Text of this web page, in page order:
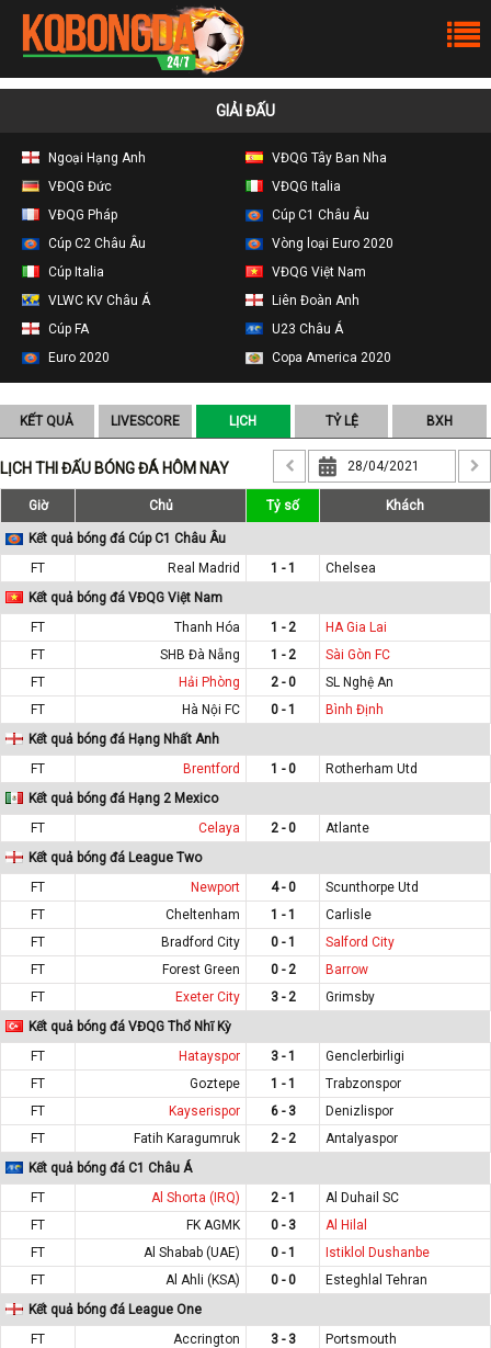
GIẢI ĐẤU
Ngoại Hạng Anh
VĐQG Tây Ban Nha
VĐQG Đức
VĐQG Italia
VĐQG Pháp
Cúp C1 Châu Âu
Cúp C2 Châu Âu
Vòng loại Euro 2020
Cúp Italia
VĐQG Việt Nam
VLWC KV Châu Á
Liên Đoàn Anh
Cúp FA
U23 Châu Á
Euro 2020
Copa America 2020
KẾT QUẢ LIVESCORE LỊCH TỶ LỆ BXH
LỊCH THI ĐẤU BÓNG ĐÁ HÔM NAY
Giờ Chủ Tỷ số Khách
Kết quả bóng đá Cúp C1 Châu Âu
FT
Real Madrid 1 - 1
Chelsea
Kết quả bóng đá VĐQG Việt Nam
FT
Thanh Hóa 1 - 2
HA Gia Lai
FT
SHB Đà Nẵng 1 - 2
Sài Gòn FC
FT
Hải Phòng 2 - 0
SL Nghệ An
FT
Hà Nội FC 0 - 1
Bình Định
Kết quả bóng đá Hạng Nhất Anh
FT
Brentford 1 - 0
Rotherham Utd
Kết quả bóng đá Hạng 2 Mexico
FT
Celaya 2 - 0
Atlante
Kết quả bóng đá League Two
FT
Newport 4 - 0
Scunthorpe Utd
FT
Cheltenham 1 - 1
Carlisle
FT
Bradford City 0 - 1
Salford City
FT
Forest Green 0 - 2
Barrow
FT
Exeter City 3 - 2
Grimsby
Kết quả bóng đá VĐQG Thổ Nhĩ Kỳ
FT
Hatayspor 3 - 1
Genclerbirligi
FT
Goztepe 1 - 1
Trabzonspor
FT
Kayserispor 6 - 3
Denizlispor
FT
Fatih Karagumruk 2 - 2
Antalyaspor
Kết quả bóng đá C1 Châu Á
FT
Al Shorta (IRQ) 2 - 1
Al Duhail SC
FT
FK AGMK 0 - 3
Al Hilal
FT
Al Shabab (UAE) 0 - 1
Istiklol Dushanbe
FT
Al Ahli (KSA) 0 - 0
Esteghlal Tehran
Kết quả bóng đá League One
FT
Accrington 3 - 3
Portsmouth